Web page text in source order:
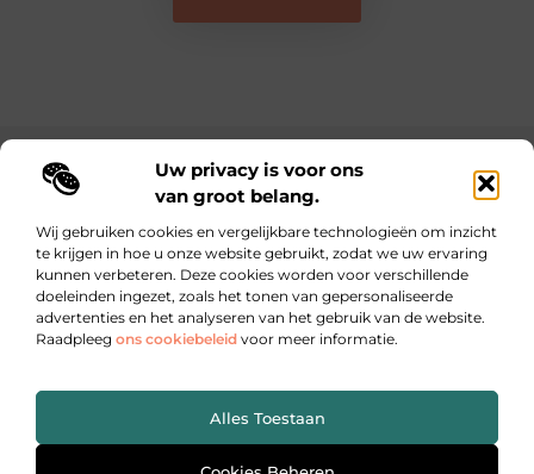
Uw privacy is voor ons
van groot belang.
Wij gebruiken cookies en vergelijkbare technologieën om inzicht
te krijgen in hoe u onze website gebruikt, zodat we uw ervaring
kunnen verbeteren. Deze cookies worden voor verschillende
doeleinden ingezet, zoals het tonen van gepersonaliseerde
advertenties en het analyseren van het gebruik van de website.
Raadpleeg ons cookiebeleid voor meer informatie.
Alles Toestaan
Main Links
Dagelijks inspiratie, inzichten en tips op lebestiaire.be
Waar kleine ideeën grote impact maken.
www.lebestiaire.be.